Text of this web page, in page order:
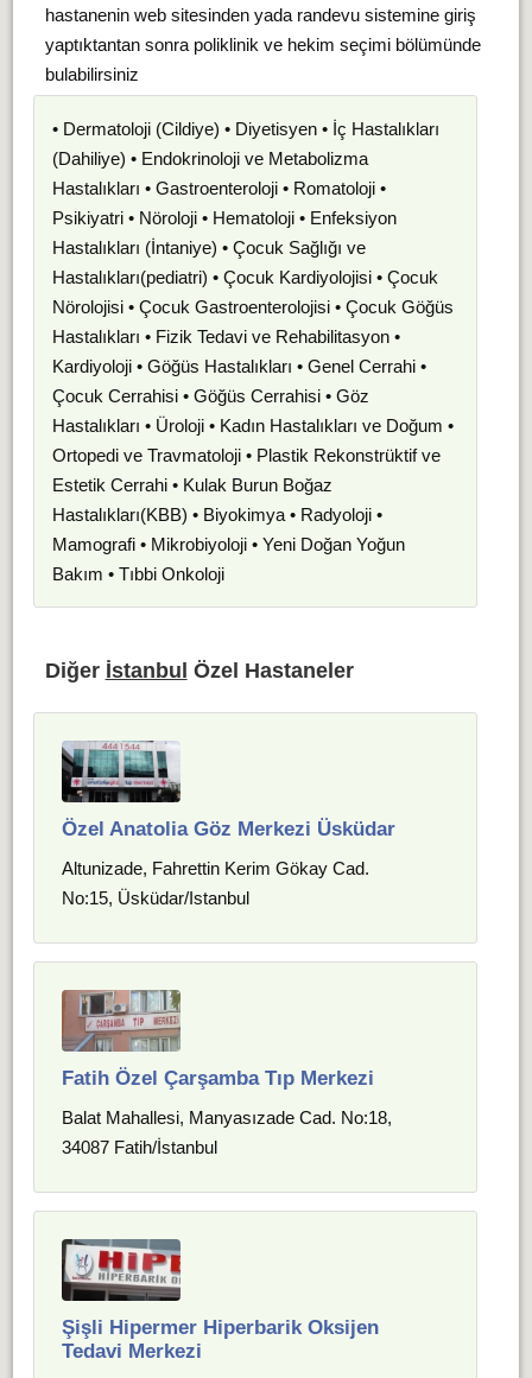
hastanenin web sitesinden yada randevu sistemine giriş
yaptıktantan sonra poliklinik ve hekim seçimi bölümünde
bulabilirsiniz
• Dermatoloji (Cildiye) • Diyetisyen • İç Hastalıkları
(Dahiliye) • Endokrinoloji ve Metabolizma
Hastalıkları • Gastroenteroloji • Romatoloji •
Psikiyatri • Nöroloji • Hematoloji • Enfeksiyon
Hastalıkları (İntaniye) • Çocuk Sağlığı ve
Hastalıkları(pediatri) • Çocuk Kardiyolojisi • Çocuk
Nörolojisi • Çocuk Gastroenterolojisi • Çocuk Göğüs
Hastalıkları • Fizik Tedavi ve Rehabilitasyon •
Kardiyoloji • Göğüs Hastalıkları • Genel Cerrahi •
Çocuk Cerrahisi • Göğüs Cerrahisi • Göz
Hastalıkları • Üroloji • Kadın Hastalıkları ve Doğum •
Ortopedi ve Travmatoloji • Plastik Rekonstrüktif ve
Estetik Cerrahi • Kulak Burun Boğaz
Hastalıkları(KBB) • Biyokimya • Radyoloji •
Mamografi • Mikrobiyoloji • Yeni Doğan Yoğun
Bakım • Tıbbi Onkoloji
Diğer İstanbul Özel Hastaneler
Özel Anatolia Göz Merkezi Üsküdar
Altunizade, Fahrettin Kerim Gökay Cad.
No:15, Üsküdar/Istanbul
Fatih Özel Çarşamba Tıp Merkezi
Balat Mahallesi, Manyasızade Cad. No:18,
34087 Fatih/İstanbul
Şişli Hipermer Hiperbarik Oksijen
Tedavi Merkezi